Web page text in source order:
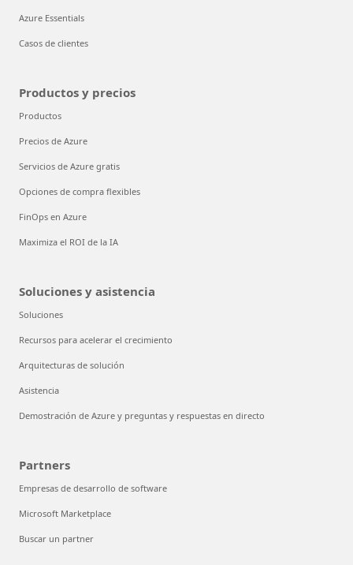
Azure Essentials
Casos de clientes
Productos y precios
Productos
Precios de Azure
Servicios de Azure gratis
Opciones de compra flexibles
FinOps en Azure
Maximiza el ROI de la IA
Soluciones y asistencia
Soluciones
Recursos para acelerar el crecimiento
Arquitecturas de solución
Asistencia
Demostración de Azure y preguntas y respuestas en directo
Partners
Empresas de desarrollo de software
Microsoft Marketplace
Buscar un partner